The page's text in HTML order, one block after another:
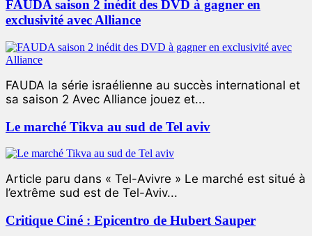
FAUDA saison 2 inédit des DVD à gagner en
exclusivité avec Alliance
FAUDA la série israélienne au succès international et
sa saison 2 Avec Alliance jouez et...
Le marché Tikva au sud de Tel aviv
Article paru dans « Tel-Avivre » Le marché est situé à
l’extrême sud est de Tel-Aviv...
Critique Ciné : Epicentro de Hubert Sauper